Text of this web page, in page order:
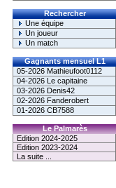
Rechercher
Une équipe
Un joueur
Un match
Gagnants mensuel L1
05-2026 Mathieufoot0112
04-2026 Le capitaine
03-2026 Denis42
02-2026 Fanderobert
01-2026 CB7588
Le Palmarès
Edition 2024-2025
Edition 2023-2024
La suite ...